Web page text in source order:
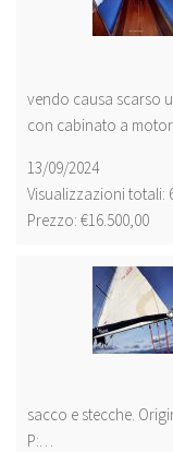
vendo causa scarso
con cabinato a
13/09/2024
Visualizzazioni totali:
Prezzo: €16.500,00
sacco e stecche.
P:…